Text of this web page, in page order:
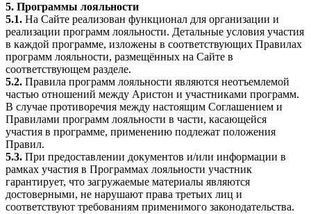
5. Программы лояльности
5.1. На Сайте реализован функционал для организации и
реализации программ лояльности. Детальные условия участия
в каждой программе, изложены в соответствующих Правилах
программ лояльности, размещённых на Сайте в
соответствующем разделе.
5.2. Правила программ лояльности являются неотъемлемой
частью отношений между Аристон и участниками программ.
В случае противоречия между настоящим Соглашением и
Правилами программ лояльности в части, касающейся
участия в программе, применению подлежат положения
Правил.
5.3. При предоставлении документов и/или информации в
рамках участия в Программах лояльности участник
гарантирует, что загружаемые материалы являются
достоверными, не нарушают права третьих лиц и
соответствуют требованиям применимого законодательства.